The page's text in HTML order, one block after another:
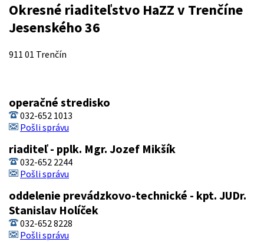
Okresné riaditeľstvo HaZZ v Trenčíne
Jesenského 36
911 01 Trenčín
operačné stredisko
032-652 1013
Pošli správu
riaditeľ - pplk. Mgr. Jozef Mikšík
032-652 2244
Pošli správu
oddelenie prevádzkovo-technické - kpt. JUDr.
Stanislav Holíček
032-652 8228
Pošli správu